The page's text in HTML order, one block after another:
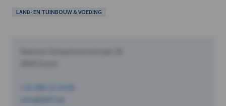
LAND- EN TUINBOUW & VOEDING